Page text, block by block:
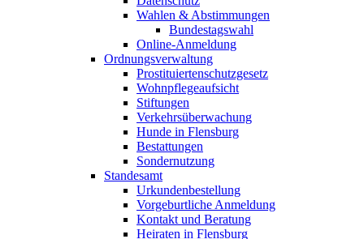
Wahlen & Abstimmungen
Bundestagswahl
Online-Anmeldung
Ordnungsverwaltung
Prostituiertenschutzgesetz
Wohnpflegeaufsicht
Stiftungen
Verkehrsüberwachung
Hunde in Flensburg
Bestattungen
Sondernutzung
Standesamt
Urkundenbestellung
Vorgeburtliche Anmeldung
Kontakt und Beratung
Heiraten in Flensburg